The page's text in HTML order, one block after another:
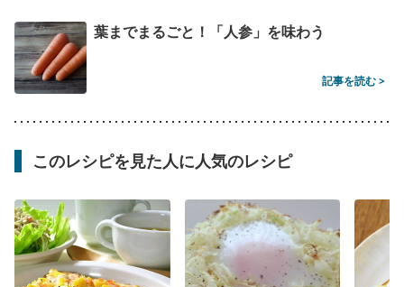
葉までまるごと！「人参」を味わう
記事を読む >
このレシピを見た人に人気のレシピ